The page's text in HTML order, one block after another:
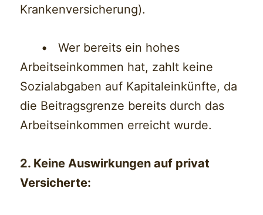
Krankenversicherung).
• Wer bereits ein hohes
Arbeitseinkommen hat, zahlt keine
Sozialabgaben auf Kapitaleinkünfte, da
die Beitragsgrenze bereits durch das
Arbeitseinkommen erreicht wurde.
2. Keine Auswirkungen auf privat
Versicherte: